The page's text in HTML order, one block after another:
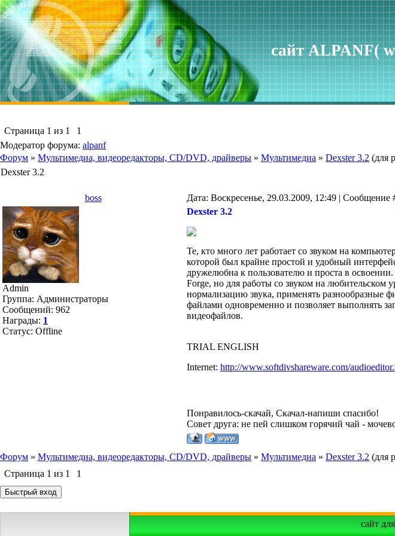
сайт ALPANF(
Страница 1 из 1
1
Модератор форума: alpanf
Форум » Мультимедиа, видеоредакторы, CD/DVD, драйверы » Мультимедиа » Dexster 3.2 (для
Dexster 3.2
boss Дата: Воскресенье, 29.03.2009, 12:49 | Сообщение
Admin
Группа: Администраторы
Сообщений: 962
Награды: 1
Статус: Offline
Dexster 3.2
Те, кто много лет работает со звуком на
которой был крайне простой и удобный
дружелюбна к пользователю и проста в
Forge, но для работы со звуком на любительском
нормализацию звука, применять разнообразные
файлами одновременно и позволяет выполнять
видеофайлов.
TRIAL ENGLISH
Internet: http://www.softdivshareware.com/
Понравилось-скачай, Скачал-напиши спасибо!
Совет друга: не пей слишком горячий чай -
Форум » Мультимедиа, видеоредакторы, CD/DVD, драйверы » Мультимедиа » Dexster 3.2 (для
Страница 1 из 1
1
сайт